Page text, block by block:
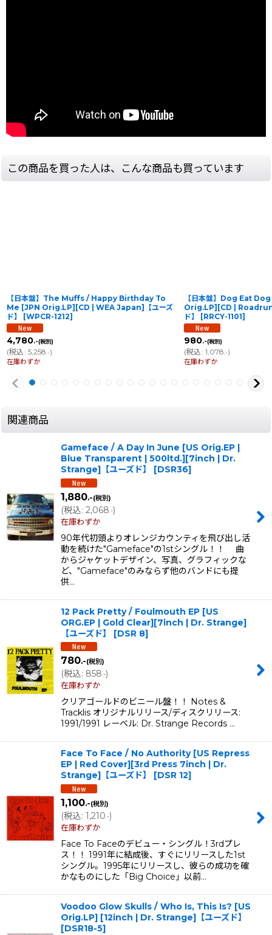
この商品を買った人は、こんな商品も買っています
【日本盤】The Muffs / Happy Birthday To
Me [JPN Orig.LP][CD | WEA Japan]【ユーズ
ド】
[WPCR-1212]
4,780.-(税別)
(税込: 5,258 .-)
在庫わずか
【日本盤】Dog Eat
Orig.LP][CD |
ド】
[RRCY-1101]
980.-(税別)
(税込: 1,078 .-)
在庫わずか
関連商品
Gameface / A Day In June [US Orig.EP |
Blue Transparent | 500ltd.][7inch | Dr.
Strange]【ユーズド】
[DSR36]
1,880.-(税別)
(税込: 2,068.-)
在庫わずか
90年代初頭よりオレンジカウンティを飛び出し活
動を続けた"Gameface"の1stシングル！！ 曲
からジャケットデザイン、写真、グラフィックな
ど、"Gameface"のみならず他のバンドにも提
供…
12 Pack Pretty / Foulmouth EP [US
ORG.EP | Gold Clear][7inch | Dr. Strange]
【ユーズド】
[DSR 8]
780.-(税別)
(税込: 858.-)
在庫わずか
クリアゴールドのビニール盤！！ Notes &
Tracklis オリジナルリリース/ディスクリリース:
1991/1991 レーベル: Dr. Strange Records …
Face To Face / No Authority [US Repress
EP | Red Cover][3rd Press 7inch | Dr.
Strange]【ユーズド】
[DSR 12]
1,100.-(税別)
(税込: 1,210.-)
在庫わずか
Face To Faceのデビュー・シングル！3rdプレ
ス！！ 1991年に結成後、すぐにリリースした1st
シングル。1995年にリリースし、彼らの成功を確
かなものにした「Big Choice」以前…
Voodoo Glow Skulls / Who Is, This Is? [US
Orig.LP] [12inch | Dr. Strange]【ユーズド】
[DSR18-5]